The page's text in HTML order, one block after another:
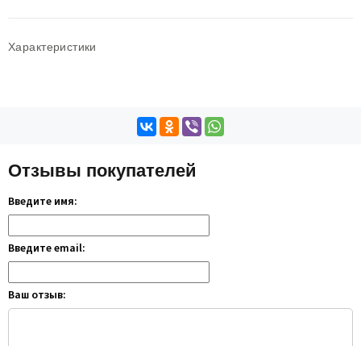
Характеристики
Отзывы покупателей
Введите имя:
Введите email:
Ваш отзыв: